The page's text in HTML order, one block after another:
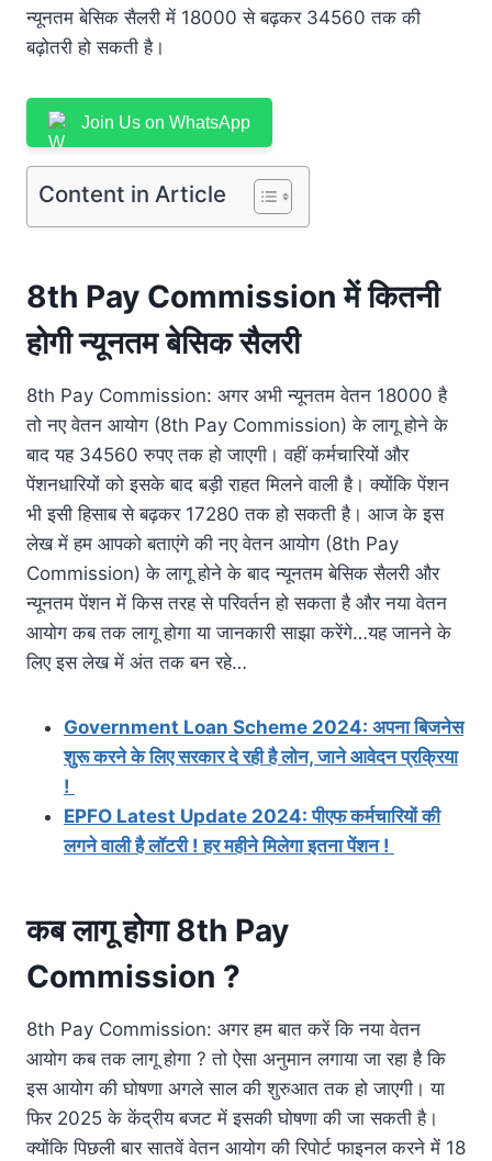
न्यूनतम बेसिक सैलरी में 18000 से बढ़कर 34560 तक की
बढ़ोतरी हो सकती है।
Join Us on WhatsApp
Content in Article
8th Pay Commission में कितनी
होगी न्यूनतम बेसिक सैलरी
8th Pay Commission: अगर अभी न्यूनतम वेतन 18000 है
तो नए वेतन आयोग (8th Pay Commission) के लागू होने के
बाद यह 34560 रुपए तक हो जाएगी। वहीं कर्मचारियों और
पेंशनधारियों को इसके बाद बड़ी राहत मिलने वाली है। क्योंकि पेंशन
भी इसी हिसाब से बढ़कर 17280 तक हो सकती है। आज के इस
लेख में हम आपको बताएंगे की नए वेतन आयोग (8th Pay
Commission) के लागू होने के बाद न्यूनतम बेसिक सैलरी और
न्यूनतम पेंशन में किस तरह से परिवर्तन हो सकता है और नया वेतन
आयोग कब तक लागू होगा या जानकारी साझा करेंगे…यह जानने के
लिए इस लेख में अंत तक बन रहे…
Government Loan Scheme 2024: अपना बिजनेस
शुरू करने के लिए सरकार दे रही है लोन, जाने आवेदन प्रक्रिया
!
EPFO Latest Update 2024: पीएफ कर्मचारियों की
लगने वाली है लॉटरी ! हर महीने मिलेगा इतना पेंशन !
कब लागू होगा 8th Pay
Commission ?
8th Pay Commission: अगर हम बात करें कि नया वेतन
आयोग कब तक लागू होगा ? तो ऐसा अनुमान लगाया जा रहा है कि
इस आयोग की घोषणा अगले साल की शुरुआत तक हो जाएगी। या
फिर 2025 के केंद्रीय बजट में इसकी घोषणा की जा सकती है।
क्योंकि पिछली बार सातवें वेतन आयोग की रिपोर्ट फाइनल करने में 18